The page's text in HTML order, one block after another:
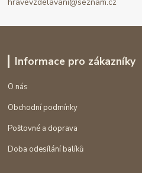
Informace pro zákazníky
O nás
Obchodní podmínky
Poštovné a doprava
Doba odesílání balíků